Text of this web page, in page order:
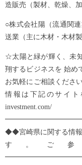
造販売（製材、乾燥、
○株式会社陽（流通関
送業（主に木材・木材製
☆太陽と緑が輝く、未
翔するビジネスを 始め
お気軽にご相談くださ
情報は下記のサイト
investment.com/
◆◆宮崎県に関する情
す。ご